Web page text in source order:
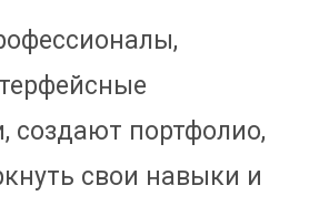
создают портфолио,
свои навыки и